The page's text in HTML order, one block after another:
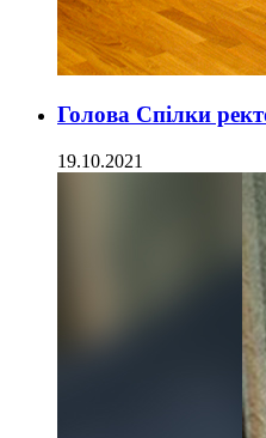
Голова Спілки
19.10.2021